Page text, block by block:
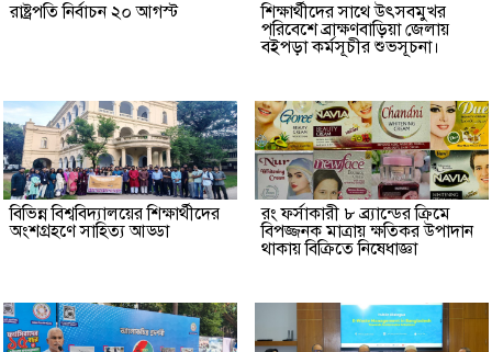
রাষ্ট্রপতি নির্বাচন ২০ আগস্ট
শিক্ষার্থীদের সাথে উৎসবমুখর
পরিবেশে ব্রাক্ষণবাড়িয়া জেলায়
বইপড়া কর্মসূচীর শুভসূচনা।
বিভিন্ন বিশ্ববিদ্যালয়ের শিক্ষার্থীদের
অংশগ্রহণে সাহিত্য আড্ডা
রং ফর্সাকারী ৮ ব্র্যান্ডের ক্রিমে
বিপজ্জনক মাত্রায় ক্ষতিকর উপাদান
থাকায় বিক্রিতে নিষেধাজ্ঞা